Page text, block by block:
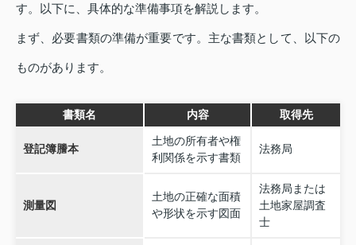
す。以下に、具体的な準備事項を解説します。
まず、必要書類の準備が重要です。主な書類として、以下の
ものがあります。
書類名 内容 取得先
登記簿謄本
土地の所有者や権
利関係を示す書類
法務局
測量図
土地の正確な面積
や形状を示す図面
法務局または
土地家屋調査
士